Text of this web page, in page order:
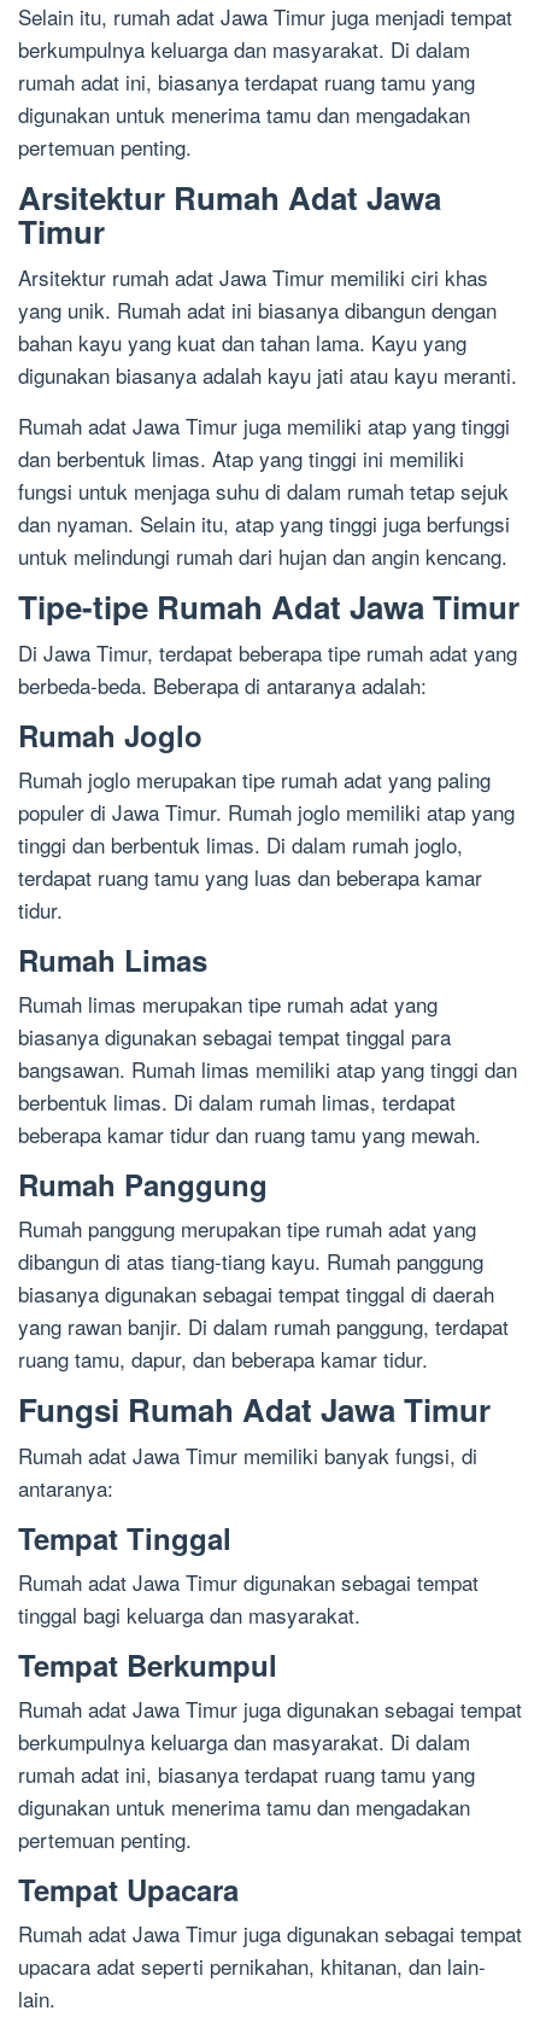
Selain itu, rumah adat Jawa Timur juga menjadi tempat
berkumpulnya keluarga dan masyarakat. Di dalam
rumah adat ini, biasanya terdapat ruang tamu yang
digunakan untuk menerima tamu dan mengadakan
pertemuan penting.
Arsitektur Rumah Adat Jawa
Timur
Arsitektur rumah adat Jawa Timur memiliki ciri khas
yang unik. Rumah adat ini biasanya dibangun dengan
bahan kayu yang kuat dan tahan lama. Kayu yang
digunakan biasanya adalah kayu jati atau kayu meranti.
Rumah adat Jawa Timur juga memiliki atap yang tinggi
dan berbentuk limas. Atap yang tinggi ini memiliki
fungsi untuk menjaga suhu di dalam rumah tetap sejuk
dan nyaman. Selain itu, atap yang tinggi juga berfungsi
untuk melindungi rumah dari hujan dan angin kencang.
Tipe-tipe Rumah Adat Jawa Timur
Di Jawa Timur, terdapat beberapa tipe rumah adat yang
berbeda-beda. Beberapa di antaranya adalah:
Rumah Joglo
Rumah joglo merupakan tipe rumah adat yang paling
populer di Jawa Timur. Rumah joglo memiliki atap yang
tinggi dan berbentuk limas. Di dalam rumah joglo,
terdapat ruang tamu yang luas dan beberapa kamar
tidur.
Rumah Limas
Rumah limas merupakan tipe rumah adat yang
biasanya digunakan sebagai tempat tinggal para
bangsawan. Rumah limas memiliki atap yang tinggi dan
berbentuk limas. Di dalam rumah limas, terdapat
beberapa kamar tidur dan ruang tamu yang mewah.
Rumah Panggung
Rumah panggung merupakan tipe rumah adat yang
dibangun di atas tiang-tiang kayu. Rumah panggung
biasanya digunakan sebagai tempat tinggal di daerah
yang rawan banjir. Di dalam rumah panggung, terdapat
ruang tamu, dapur, dan beberapa kamar tidur.
Fungsi Rumah Adat Jawa Timur
Rumah adat Jawa Timur memiliki banyak fungsi, di
antaranya:
Tempat Tinggal
Rumah adat Jawa Timur digunakan sebagai tempat
tinggal bagi keluarga dan masyarakat.
Tempat Berkumpul
Rumah adat Jawa Timur juga digunakan sebagai tempat
berkumpulnya keluarga dan masyarakat. Di dalam
rumah adat ini, biasanya terdapat ruang tamu yang
digunakan untuk menerima tamu dan mengadakan
pertemuan penting.
Tempat Upacara
Rumah adat Jawa Timur juga digunakan sebagai tempat
upacara adat seperti pernikahan, khitanan, dan lain-
lain.